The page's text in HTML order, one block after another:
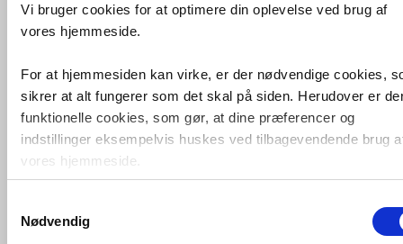
Vi bruger cookies for at optimere din oplevelse ved brug af
vores hjemmeside.
For at hjemmesiden kan virke, er der nødvendige cookies,
sikrer at alt fungerer som det skal på siden. Herudover er
funktionelle cookies, som gør, at dine præferencer og
indstillinger eksempelvis huskes ved tilbagevendende brug
vores hjemmeside.
Foruden nødvendige og funktionelle cookies er der
cookies. Disse bruger vi bl.a. til at måle trafik, omsætning,
Nødvendig
Vægskabe og højskabe fås desuden i to
forskellige dybder, så de passer til både
Mål: 800x550x160 mm
Dobbeltsidede spejllåger
Spejlets matterede kant for neden
gør fingeraftryk mindre synlige
2 stk. flytbare glashylder